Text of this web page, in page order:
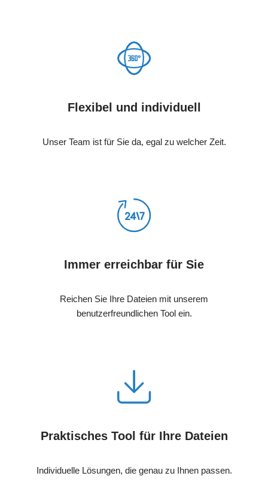
Flexibel und individuell
Unser Team ist für Sie da, egal zu welcher Zeit.
Immer erreichbar für Sie
Reichen Sie Ihre Dateien mit unserem
benutzerfreundlichen Tool ein.
Praktisches Tool für Ihre Dateien
Individuelle Lösungen, die genau zu Ihnen passen.